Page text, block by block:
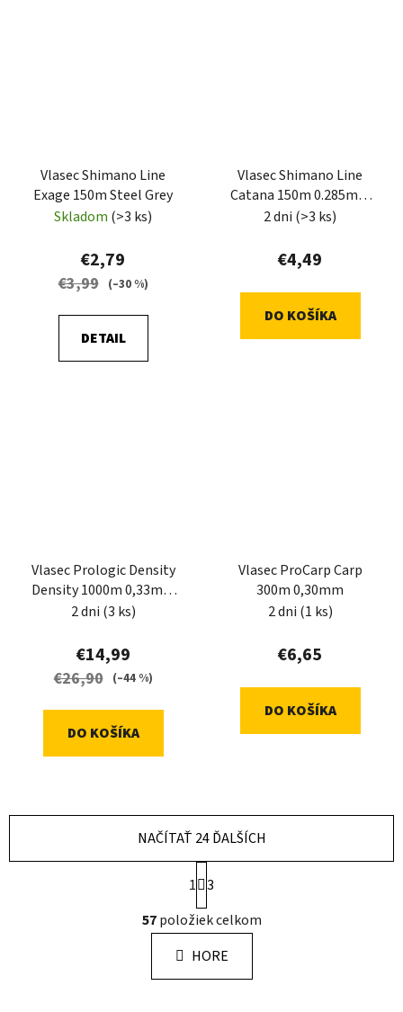
Vlasec Shimano Line
Exage 150m Steel Grey
Skladom (>3 ks)
€2,79
€3,99 (–30 %)
DETAIL
Vlasec Shimano Line
Catana 150m 0.285mm
8,2kg Grey
2 dni (>3 ks)
€4,49
DO KOŠÍKA
Vlasec Prologic Density
Density 1000m 0,33mm
Hi-Viz Yellow
2 dni (3 ks)
€14,99
€26,90 (–44 %)
DO KOŠÍKA
Vlasec ProCarp Carp
300m 0,30mm
2 dni (1 ks)
€6,65
DO KOŠÍKA
O
v
l
á
d
NAČÍTAŤ 24 ĎALŠÍCH
S
t
r
á
n
k
1 3
57položiek celkom
HORE